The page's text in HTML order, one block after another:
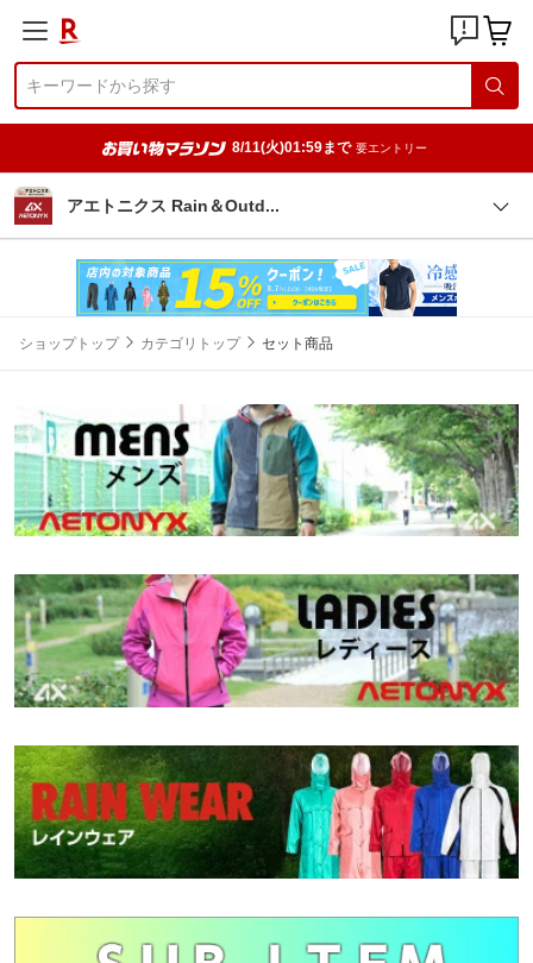
8/11(火)01:59まで 要エントリー
アエトニクス Rain＆Outd
ショップトップ カテゴリトップ セット商品